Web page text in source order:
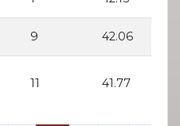
9 42.06
11 41.77